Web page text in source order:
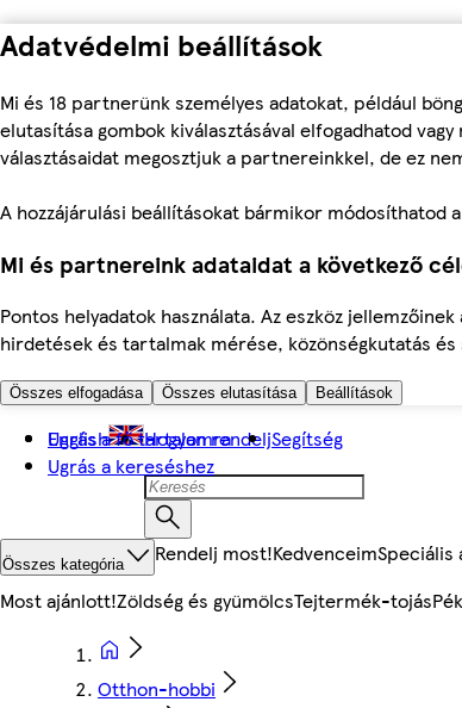
Adatvédelmi beállítások
Mi és 18 partnerünk személyes adatokat, például
elutasítása gombok kiválasztásával elfogadhatod
választásaidat megosztjuk a partnereinkkel, de ez
A hozzájárulási beállításokat bármikor módosíthatod
Mi és partnereink adataidat a következő
Pontos helyadatok használata. Az eszköz
hirdetések és tartalmak mérése, közönségkutatás
Összes elfogadása Összes elutasítása Beállítások
Ugrás a fő tartalomra
Ugrás a kereséshez
English Hogyan rendeljSegítség
Összes kategória Rendelj most!KedvenceimSpeciális
Most ajánlott!Zöldség és gyümölcsTejtermék-tojás
Otthon-hobbi